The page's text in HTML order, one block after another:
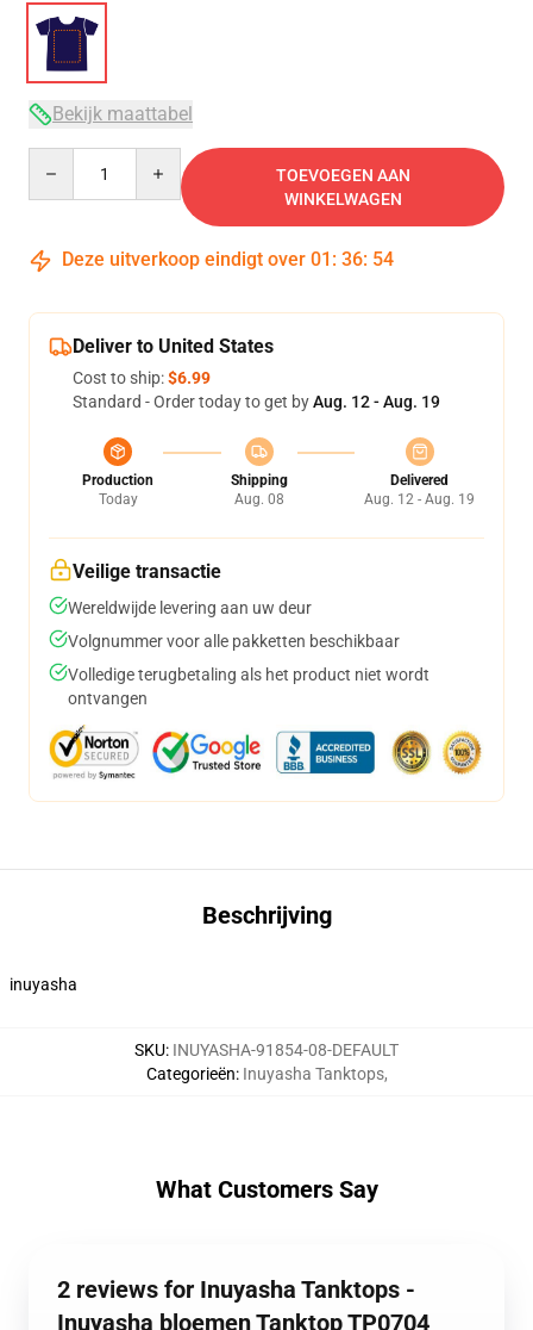
Bekijk maattabel
TOEVOEGEN AAN
WINKELWAGEN
Deze uitverkoop eindigt over 01 : 36: 54
Deliver to United States
Cost to ship:$6.99
Standard - Order today to get byAug. 12 - Aug. 19
Production
Today
Shipping
Aug. 08
Delivered
Aug. 12 - Aug. 19
Veilige transactie
Wereldwijde levering aan uw deur
Volgnummer voor alle pakketten beschikbaar
Volledige terugbetaling als het product niet wordt
ontvangen
Beschrijving
inuyasha
SKU: INUYASHA-91854-08-DEFAULT
Categorieën: Inuyasha Tanktops,
What Customers Say
2 reviews for Inuyasha Tanktops -
Inuyasha bloemen Tanktop TP0704